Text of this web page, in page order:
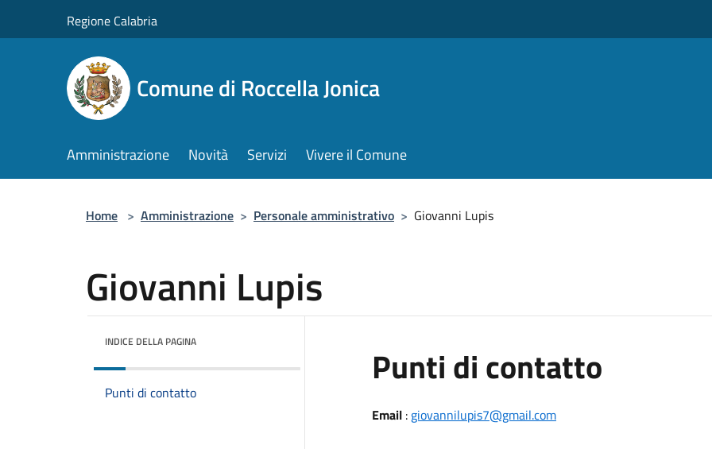
Regione Calabria
Comune di Roccella Jonica
Amministrazione Novità Servizi Vivere il Comune
Home > Amministrazione > Personale amministrativo > Giovanni Lupis
Giovanni Lupis
INDICE DELLA PAGINA
Punti di contatto
Punti di contatto
Email: giovannilupis7@gmail.com